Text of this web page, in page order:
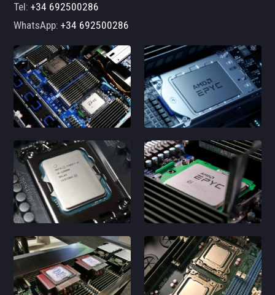
Tel:+34 692500286
WhatsApp:+34 692500286